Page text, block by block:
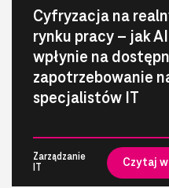
Cyfryzacja na
rynku pracy – jak AI
wpłynie na
zapotrzebowanie
specjalistów IT
Zarządzanie
Czytaj